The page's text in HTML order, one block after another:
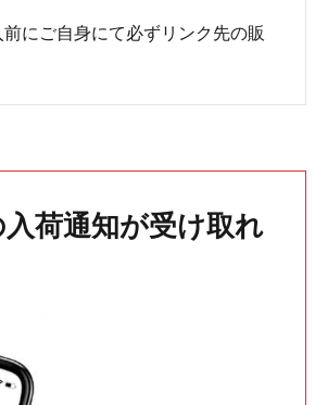
にご自身にて必ずリンク先の販
荷通知が受け取れ